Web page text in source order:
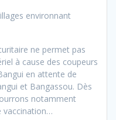
environnant
ne permet pas
à cause des coupeurs
en attente de
et Bangassou. Dès
notamment
vaccination…